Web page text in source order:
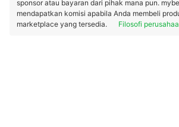
sponsor atau bayaran dari pihak mana pun.
mendapatkan komisi apabila Anda membeli
marketplace yang tersedia.
Filosofi